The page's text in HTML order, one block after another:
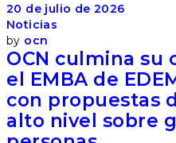
20 de julio de 2026
Noticias
by ocn
OCN culmina su
el EMBA de
con propuestas
alto nivel sobre